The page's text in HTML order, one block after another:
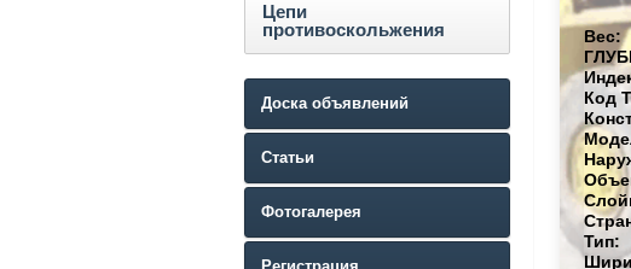
Цепи
противоскольжения
Доска объявлений
Статьи
Фотогалерея
Вес:
Код
Тип: